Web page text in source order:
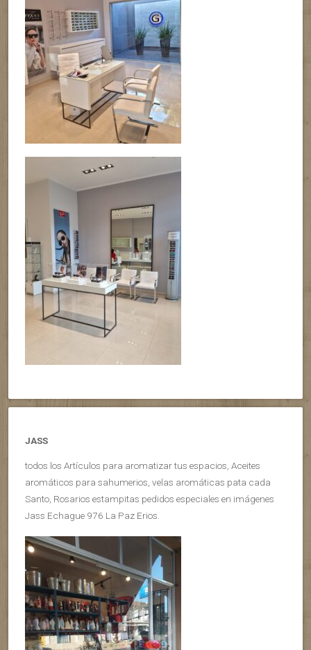
JASS
todos los Artículos para aromatizar tus espacios, Aceites
aromáticos para sahumerios, velas aromáticas pata cada
Santo, Rosarios estampitas pedidos especiales en imágenes
Jass Echague 976 La Paz Erios.